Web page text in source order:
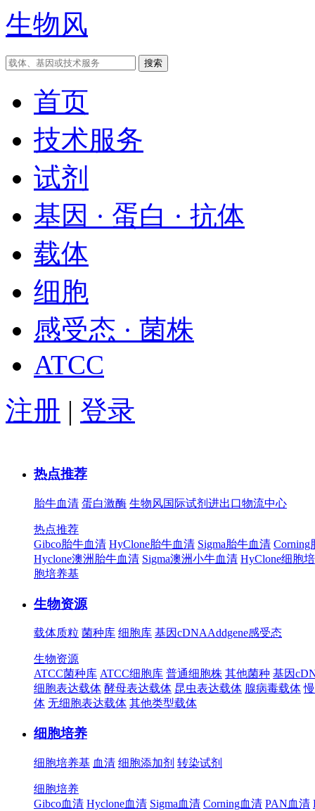
生物风
首页
技术服务
试剂
基因 · 蛋白 · 抗体
载体
细胞
感受态 · 菌株
ATCC
注册 | 登录
热点推荐
胎牛血清 蛋白激酶 生物风国际试剂进出口物流中心
热点推荐
Gibco胎牛血清 HyClone胎牛血清 Sigma胎牛血清 Corning
Hyclone澳洲胎牛血清 Sigma澳洲小牛血清 HyClone细胞
胞培养基
生物资源
载体质粒 菌种库 细胞库 基因cDNAAddgene感受态
生物资源
ATCC菌种库 ATCC细胞库 普通细胞株 其他菌种 基因
细胞表达载体 酵母表达载体 昆虫表达载体 腺病毒载体
体 无细胞表达载体 其他类型载体
细胞培养
细胞培养基 血清 细胞添加剂 转染试剂
细胞培养
Gibco血清 Hyclone血清 Sigma血清 Corning血清 PAN血清